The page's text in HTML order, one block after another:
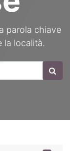
parola chiave
la località.